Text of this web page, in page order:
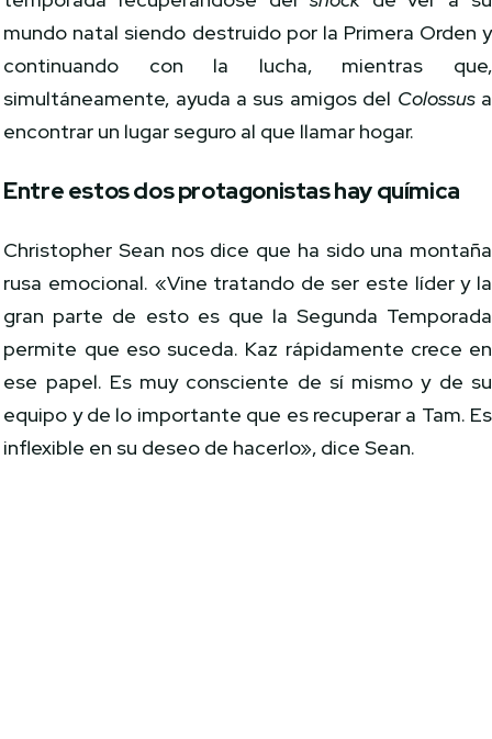
mundo natal siendo destruido por la Primera Orden y
continuando con la lucha, mientras que,
simultáneamente, ayuda a sus amigos del Colossusa
encontrar un lugar seguro al que llamar hogar.
Entre estos dos protagonistas hay química
Christopher Sean nos dice que ha sido una montaña
rusa emocional. «Vine tratando de ser este líder y la
gran parte de esto es que la Segunda Temporada
permite que eso suceda. Kaz rápidamente crece en
ese papel. Es muy consciente de sí mismo y de su
equipo y de lo importante que es recuperar a Tam. Es
inflexible en su deseo de hacerlo», dice Sean.